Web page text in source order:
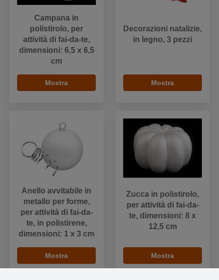
Campana in
polistirolo, per
attività di fai-da-te,
dimensioni: 6,5 x 6,5
cm
Mostra
Decorazioni natalizie,
in legno, 3 pezzi
Mostra
Anello avvitabile in
metallo per forme,
per attività di fai-da-
te, in polistirene,
dimensioni: 1 x 3 cm
Mostra
Zucca in polistirolo,
per attività di fai-da-
te, dimensioni: 8 x
12,5 cm
Mostra